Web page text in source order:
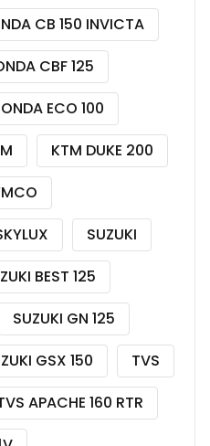
CB 150 INVICTA
CBF 125
ECO 100
KTM DUKE 200
SUZUKI
BEST 125
SUZUKI GN 125
GSX 150
TVS
APACHE 160 RTR